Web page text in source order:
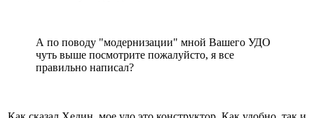
А по поводу "модернизации" мной Вашего УДО
чуть выше посмотрите пожалуйсто, я все
правильно написал?